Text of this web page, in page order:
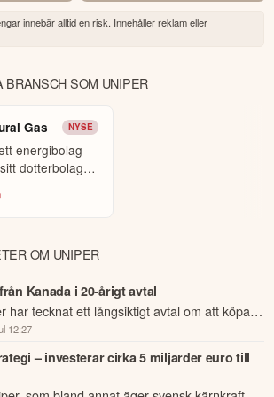
gå upp eller ner. Du riskerar ditt kapital.
innebär alltid en risk. Innehåller reklam eller
BRANSCH SOM UNIPER
Gas NYSE
energibolag
dotterbolag
OM UNIPER
Kanada i 20-årigt avtal
har tecknat ett långsiktigt avtal om att köpa 2
LNG, per år från det kanadensiska
12:27
– investerar cirka 5 miljarder euro till